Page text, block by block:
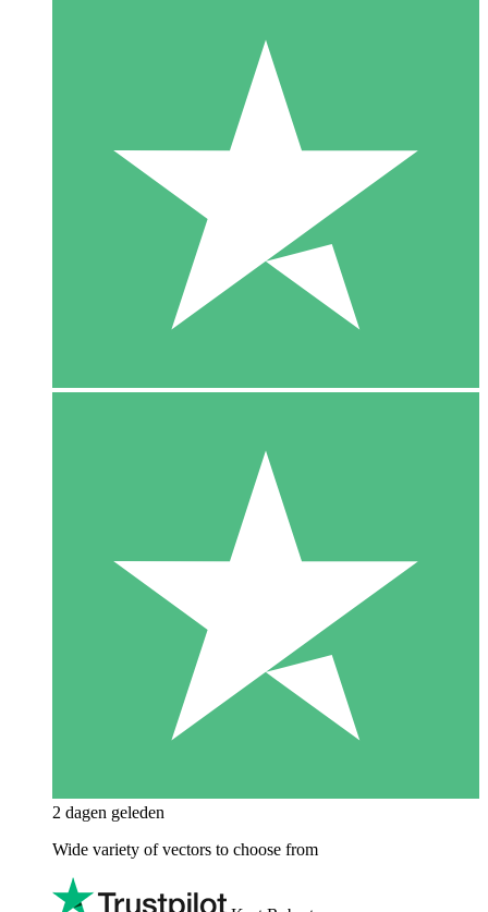
2 dagen geleden
Wide variety of vectors to choose from